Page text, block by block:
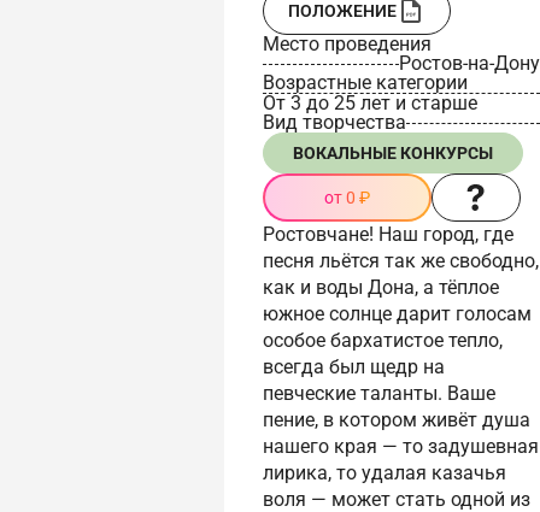
ПОЛОЖЕНИЕ
Место проведения
Ростов-на-Дону
Возрастные категории
От 3 до 25 лет и старше
Вид творчества
ВОКАЛЬНЫЕ КОНКУРСЫ
от 0 ₽
Ростовчане! Наш город, где
песня льётся так же свободно,
как и воды Дона, а тёплое
южное солнце дарит голосам
особое бархатистое тепло,
всегда был щедр на
певческие таланты. Ваше
пение, в котором живёт душа
нашего края — то задушевная
лирика, то удалая казачья
воля — может стать одной из